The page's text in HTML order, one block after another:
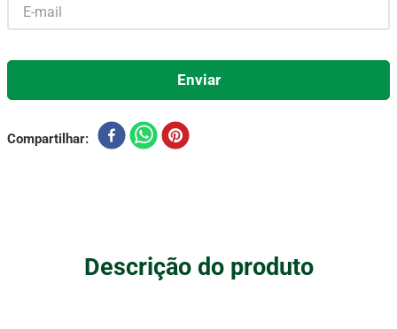
Compartilhar
Descrição do produto
10º